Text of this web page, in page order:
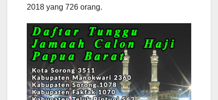
2018 yang 726 orang.